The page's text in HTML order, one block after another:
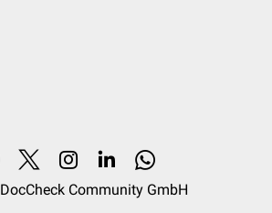
DocCheck Community GmbH